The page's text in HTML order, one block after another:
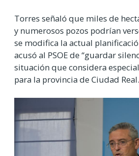
Torres señaló que miles de
y numerosos pozos podrían
se modifica la actual
acusó al PSOE de “guardar
situación que considera
para la provincia de Ciudad Real.